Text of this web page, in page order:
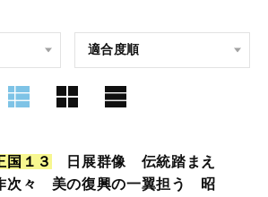
国 １ ３
日展群像 伝統踏まえ
次々 美の復興の一翼担う 昭